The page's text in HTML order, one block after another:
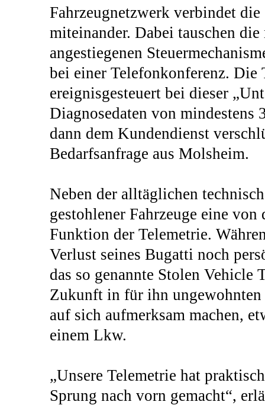
Fahrzeugnetzwerk verbindet die
miteinander. Dabei tauschen
angestiegenen
bei einer Telefonkonferenz. Die
ereignisgesteuert bei dieser
Diagnosedaten von mindestens
dann dem Kundendienst
Bedarfsanfrage aus Molsheim.
Neben der alltäglichen
gestohlener Fahrzeuge eine
Funktion der Telemetrie.
Verlust seines Bugatti noch
das so genannte Stolen
Zukunft in für ihn ungewohnten
auf sich aufmerksam machen,
einem Lkw.
„Unsere Telemetrie hat
Sprung nach vorn gemacht“,